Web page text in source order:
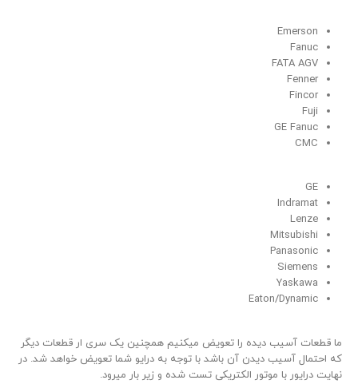
Emerson
Fanuc
FATA AGV
Fenner
Fincor
Fuji
GE Fanuc
CMC
GE
Indramat
Lenze
Mitsubishi
Panasonic
Siemens
Yaskawa
Eaton/Dynamic
ما قطعات آسیب دیده را تعویض میکنیم همچنین یک سری ار قطعات دیگر
که احتمال آسیب دیدن آن باشد با توجه به درایو شما تعویض خواهد شد. در
نهایت درایور با موتور الکتریکی تست شده و زیر بار میرود.